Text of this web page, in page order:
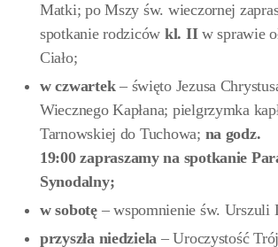
Matki; po Mszy św. wieczornej
spotkanie rodziców kl. IIw sprawie
Ciało;
w czwartek– święto Jezusa
Wiecznego Kapłana; pielgrzymka
Tarnowskiej do Tuchowa; na godz.
19:00 zapraszamy na spotkanie
Synodalny;
w sobotę– wspomnienie św. Urszuli
przyszła niedziela – Uroczystość